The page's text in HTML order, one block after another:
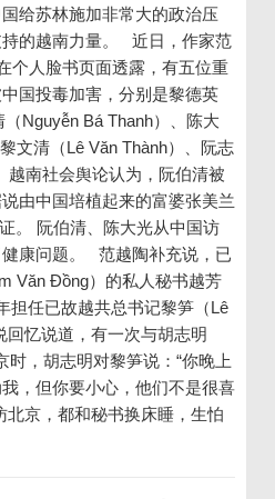
给苏林施加非常大的政治压
的越南力量。 近日，作家范
个人脸书页面透露，有五位重
国投毒加害，分别是黎德英
Nguyễn Bá Thanh）、陈大
文清（Lê Văn Thành）、阮志
越南社会舆论认为，阮伯清被
由中国培植起来的富婆张美兰
。 阮伯清、陈大光从中国访
康问题。 范越陶补充说，已
Văn Đồng）的私人秘书越芳
担任已故越共总书记黎笋（Lê
回忆说道，有一次与胡志明
时，胡志明对黎笋说：“你晚上
，但你要小心，他们不是很喜
北京，都和秘书换床睡，生怕